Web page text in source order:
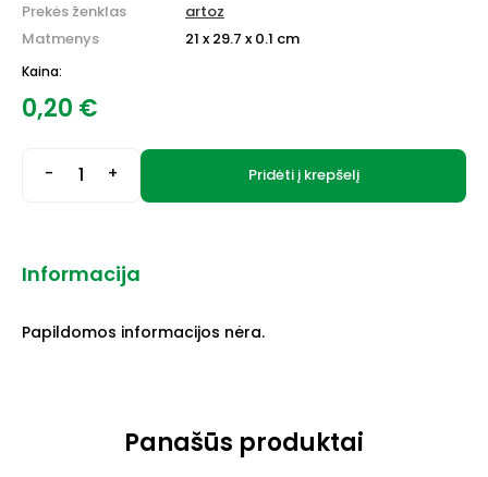
Prekės ženklas
Matmenys
artoz
21 x 29.7 x 0.1 cm
Kaina:
0,20 €
- + Pridėti į krepšelį
Informacija
Papildomos informacijos nėra.
Panašūs produktai